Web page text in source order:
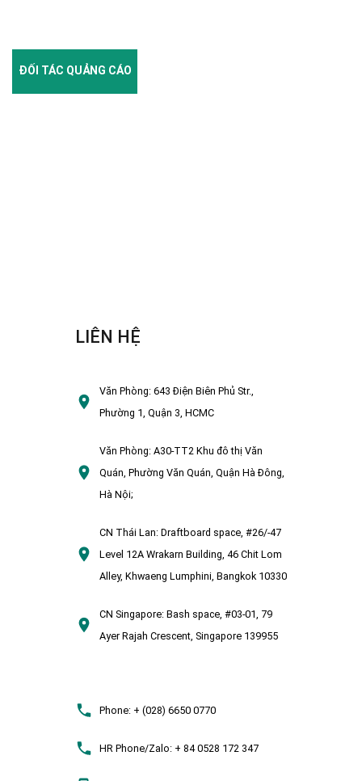
ĐỐI TÁC QUẢNG CÁO
LIÊN HỆ
Văn Phòng:643 Điện Biên Phủ Str.,
Phường 1, Quận 3, HCMC
Văn Phòng:A30-TT2 Khu đô thị Văn
Quán, Phường Văn Quán, Quận Hà Đông,
Hà Nội;
CN Thái Lan: Draftboard space, #26/-47
Level 12A Wrakarn Building, 46 Chit Lom
Alley, Khwaeng Lumphini, Bangkok 10330
CN Singapore: Bash space, #03-01, 79
Ayer Rajah Crescent, Singapore 139955
Phone:+ (028) 6650 0770
HR Phone/Zalo:+ 84 0528 172 347